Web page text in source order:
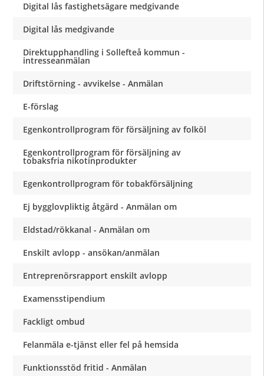
Digital lås fastighetsägare medgivande
Digital lås medgivande
Direktupphandling i Sollefteå kommun -
intresseanmälan
Driftstörning - avvikelse - Anmälan
E-förslag
Egenkontrollprogram för försäljning av folköl
Egenkontrollprogram för försäljning av
tobaksfria nikotinprodukter
Egenkontrollprogram för tobakförsäljning
Ej bygglovpliktig åtgärd - Anmälan om
Eldstad/rökkanal - Anmälan om
Enskilt avlopp - ansökan/anmälan
Entreprenörsrapport enskilt avlopp
Examensstipendium
Fackligt ombud
Felanmäla e-tjänst eller fel på hemsida
Funktionsstöd fritid - Anmälan